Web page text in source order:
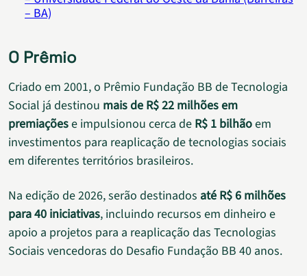
– BA)
O Prêmio
Criado em 2001, o Prêmio Fundação BB de Tecnologia
Social já destinou mais de R$ 22 milhões em
premiaçõese impulsionou cerca de R$ 1 bilhãoem
investimentos para reaplicação de tecnologias sociais
em diferentes territórios brasileiros.
Na edição de 2026, serão destinados até R$ 6 milhões
para 40 iniciativas, incluindo recursos em dinheiro e
apoio a projetos para a reaplicação das Tecnologias
Sociais vencedoras do Desafio Fundação BB 40 anos.